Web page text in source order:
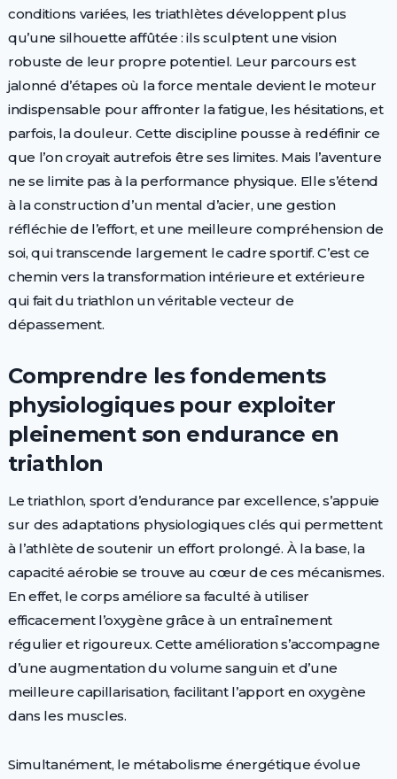
conditions variées, les triathlètes développent plus
qu’une silhouette affûtée : ils sculptent une vision
robuste de leur propre potentiel. Leur parcours est
jalonné d’étapes où la force mentale devient le moteur
indispensable pour affronter la fatigue, les hésitations, et
parfois, la douleur. Cette discipline pousse à redéfinir ce
que l’on croyait autrefois être ses limites. Mais l’aventure
ne se limite pas à la performance physique. Elle s’étend
à la construction d’un mental d’acier, une gestion
réfléchie de l’effort, et une meilleure compréhension de
soi, qui transcende largement le cadre sportif. C’est ce
chemin vers la transformation intérieure et extérieure
qui fait du triathlon un véritable vecteur de
dépassement.
Comprendre les fondements
physiologiques pour exploiter
pleinement son endurance en
triathlon
Le triathlon, sport d’endurance par excellence, s’appuie
sur des adaptations physiologiques clés qui permettent
à l’athlète de soutenir un effort prolongé. À la base, la
capacité aérobie se trouve au cœur de ces mécanismes.
En effet, le corps améliore sa faculté à utiliser
efficacement l’oxygène grâce à un entraînement
régulier et rigoureux. Cette amélioration s’accompagne
d’une augmentation du volume sanguin et d’une
meilleure capillarisation, facilitant l’apport en oxygène
dans les muscles.
Simultanément, le métabolisme énergétique évolue